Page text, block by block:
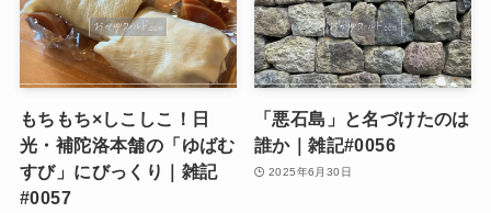
もちもち×しこしこ！日
光・補陀洛本舗の「ゆばむ
すび」にびっくり｜雑記
#0057
「悪石島」と名づけたのは
誰か｜雑記#0056
2025年6月30日